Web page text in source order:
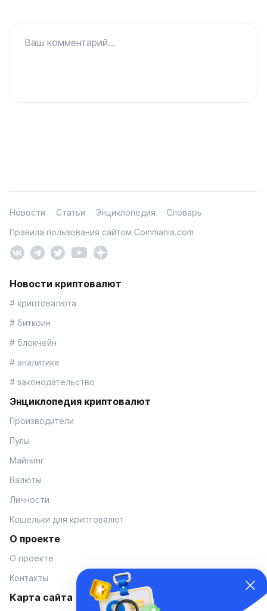
Ваш комментарий...
Новости Статьи Энциклопедия
Словарь
Правила пользования сайтом Coinmania.com
Новости криптовалют
# криптовалюта
# биткоин
# блокчейн
# аналитика
# законодательство
Энциклопедия криптовалют
Производители
Пулы
Майнинг
Валюты
Личности
Кошельки для криптовалют
О проекте
О проекте
Контакты
Карта сайта